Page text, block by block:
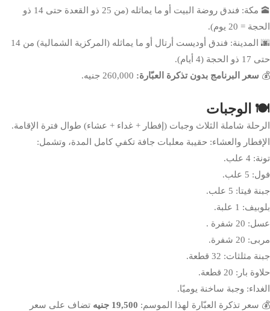
🕋 مكة: فندق روضة البيت أو ما يماثله (من 25 ذو القعدة حتى 14 ذو
الحجة = 20 يوم).
🌆 المدينة: فندق أوديست أرتال أو ما يماثله (المركزية الشمالية) من 14
حتى 17 ذو الحجة (4 أيام).
💰 سعر البرنامج بدون تذكرة العبّارة:
🍽️ الوجبات
الرحلة شاملة الثلاث وجبات (إفطار + غداء + عشاء) طوال فترة الإقامة.
الإفطار والعشاء: حقيبة معلبات جافة تكفي كامل المدة، وتشمل:
تونة: 4 علب.
فول: 5 علب.
جبنة فيتا: 5 علب.
بلوبيف: 1 علبة.
عسل: 20 شفرة .
مربى: 20 شفرة.
جبنة مثلثات: 32 قطعة.
حلاوة بار: 20 قطعة.
الغداء: وجبة ساخنة يوميًا.
💰 سعر تذكرة العبّارة لهذا الموسم: 19,500 جنيه
تضاف على سعر